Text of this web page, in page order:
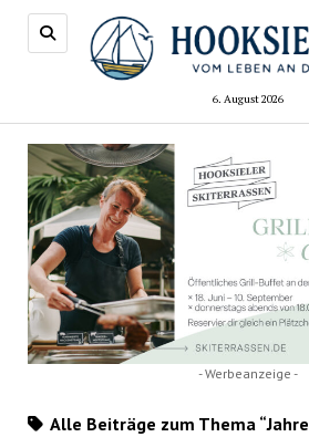
6. August 2026
- Werbeanzeige -
Alle Beiträge zum Thema